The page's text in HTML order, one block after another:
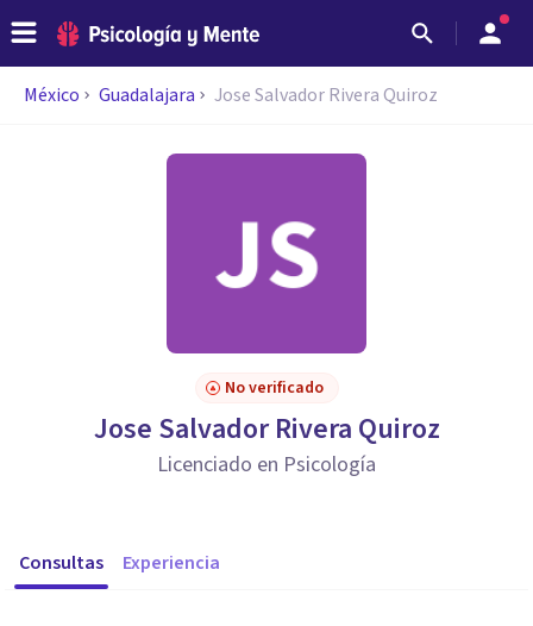
México Guadalajara Jose Salvador Rivera Quiroz
No verificado
Jose Salvador Rivera Quiroz
Licenciado en Psicología
Consultas Experiencia